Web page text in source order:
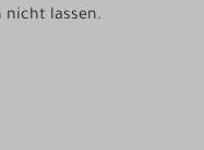
nicht lassen.